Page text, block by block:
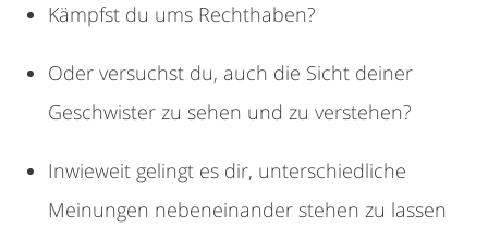
Kämpfst du ums Rechthaben?
Oder versuchst du, auch die Sicht deiner
Geschwister zu sehen und zu verstehen?
Inwieweit gelingt es dir, unterschiedliche
Meinungen nebeneinander stehen zu lassen